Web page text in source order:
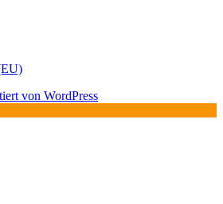
von WordPress